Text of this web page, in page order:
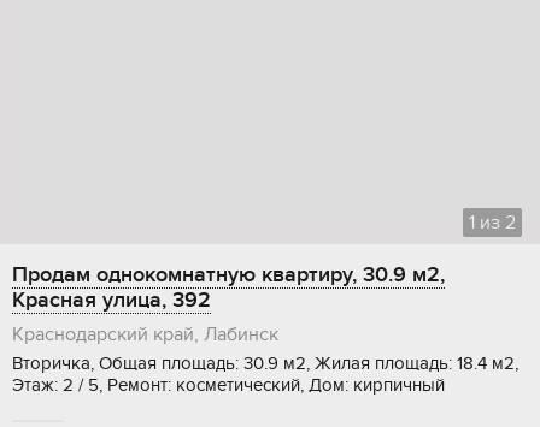
1 из 2
Продам однокомнатную квартиру, 30.9 м2,
Красная улица, 392
Краснодарский край, Лабинск
Вторичка, Общая площадь: 30.9 м2, Жилая площадь: 18.4 м2,
Этаж: 2 / 5, Ремонт: косметический, Дом: кирпичный